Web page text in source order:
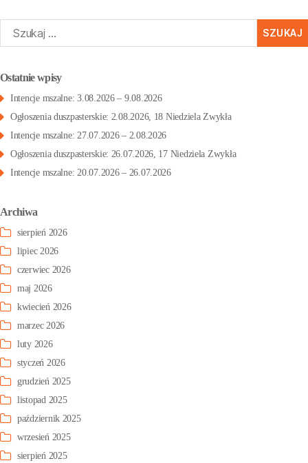
Ostatnie wpisy
Intencje mszalne: 3.08.2026 – 9.08.2026
Ogłoszenia duszpasterskie: 2.08.2026, 18 Niedziela Zwykła
Intencje mszalne: 27.07.2026 – 2.08.2026
Ogłoszenia duszpasterskie: 26.07.2026, 17 Niedziela Zwykła
Intencje mszalne: 20.07.2026 – 26.07.2026
Archiwa
sierpień 2026
lipiec 2026
czerwiec 2026
maj 2026
kwiecień 2026
marzec 2026
luty 2026
styczeń 2026
grudzień 2025
listopad 2025
październik 2025
wrzesień 2025
sierpień 2025